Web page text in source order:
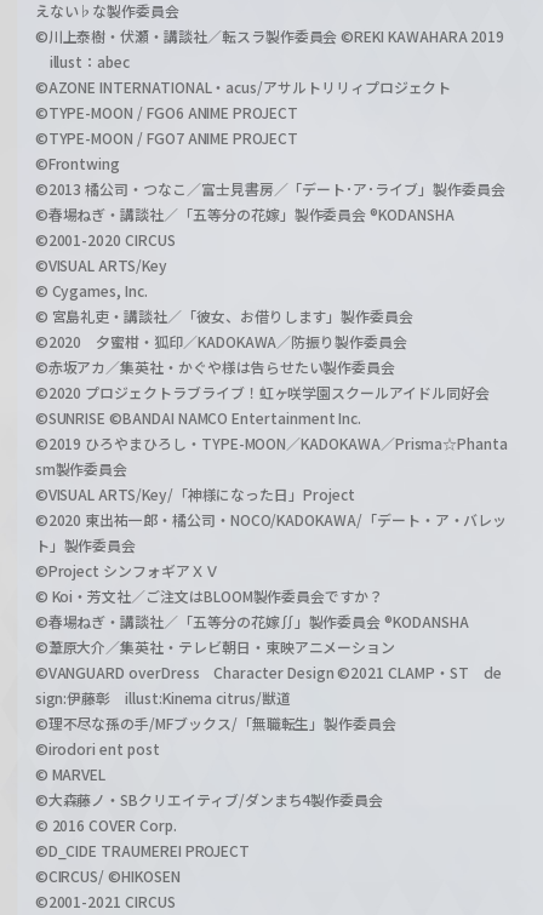
えない♭な製作委員会
©川上泰樹・伏瀬・講談社／転スラ製作委員会 ©REKI KAWAHARA 2019
illust：abec
©AZONE INTERNATIONAL・acus/アサルトリリィプロジェクト
©TYPE-MOON / FGO6 ANIME PROJECT
©TYPE-MOON / FGO7 ANIME PROJECT
©Frontwing
©2013 橘公司・つなこ／富士見書房／「デート･ア･ライブ」製作委員会
©春場ねぎ・講談社／「五等分の花嫁」製作委員会 ®KODANSHA
©2001-2020 CIRCUS
©VISUAL ARTS/Key
© Cygames, Inc.
© 宮島礼吏・講談社／「彼女、お借りします」製作委員会
©2020 夕蜜柑・狐印／KADOKAWA／防振り製作委員会
©赤坂アカ／集英社・かぐや様は告らせたい製作委員会
©2020 プロジェクトラブライブ！虹ヶ咲学園スクールアイドル同好会
©SUNRISE ©BANDAI NAMCO Entertainment Inc.
©2019 ひろやまひろし・TYPE-MOON／KADOKAWA／Prisma☆Phanta
sm製作委員会
©VISUAL ARTS/Key/「神様になった日」Project
©2020 東出祐一郎・橘公司・NOCO/KADOKAWA/「デート・ア・バレッ
ト」製作委員会
©Project シンフォギアＸＶ
© Koi・芳文社／ご注文はBLOOM製作委員会ですか？
©春場ねぎ・講談社／「五等分の花嫁∬」製作委員会 ®KODANSHA
©葦原大介／集英社・テレビ朝日・東映アニメーション
©VANGUARD overDress Character Design ©2021 CLAMP・ST de
sign:伊藤彰 illust:Kinema citrus/獣道
©理不尽な孫の手/MFブックス/「無職転生」製作委員会
©irodori ent post
© MARVEL
©大森藤ノ・SBクリエイティブ/ダンまち4製作委員会
© 2016 COVER Corp.
©D_CIDE TRAUMEREI PROJECT
©CIRCUS/ ©HIKOSEN
©2001-2021 CIRCUS